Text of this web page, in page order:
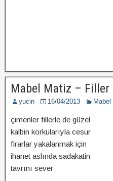
Mabel Matiz – Filler
yucin 16/04/2013
çimenler fillerle de güzel
kalbin korkularıyla cesur
firarlar yakalanmak için
ihanet aslında sadakatin
tavrını sever